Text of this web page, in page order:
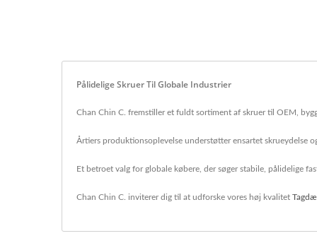
Pålidelige Skruer Til Globale Industrier
Chan Chin C. fremstiller et fuldt sortiment af skruer til OEM,
Årtiers produktionsoplevelse understøtter ensartet skrueydelse
Et betroet valg for globale købere, der søger stabile, pålidelige
Chan Chin C. inviterer dig til at udforske vores høj kvalitet